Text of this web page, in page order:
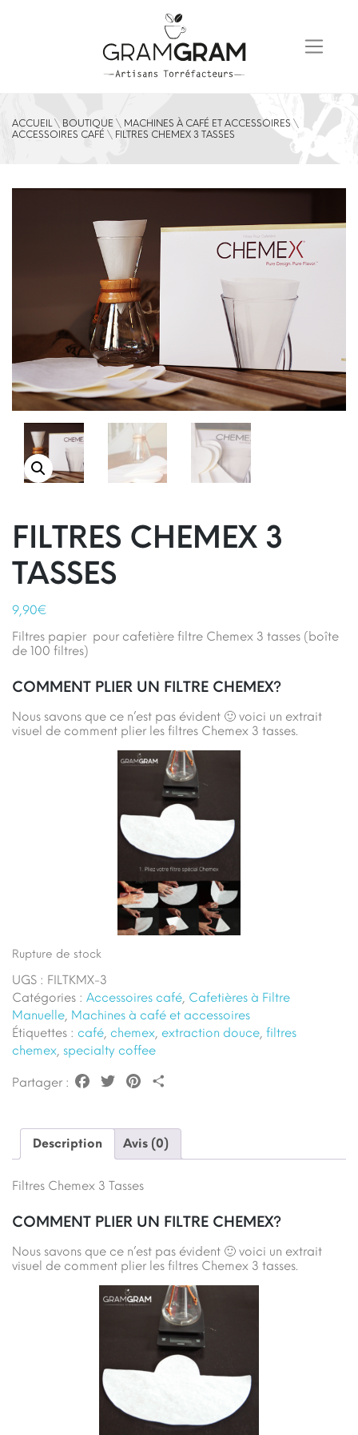
ACCUEIL \ BOUTIQUE \ MACHINES À CAFÉ ET ACCESSOIRES \
ACCESSOIRES CAFÉ \ FILTRES CHEMEX 3 TASSES
FILTRES CHEMEX 3
TASSES
9,90€
Filtres papier pour cafetière filtre Chemex 3 tasses (boîte
de 100 filtres)
COMMENT PLIER UN FILTRE CHEMEX?
Nous savons que ce n’est pas évident 🙂 voici un extrait
visuel de comment plier les filtres Chemex 3 tasses.
Rupture de stock
UGS : FILTKMX-3
Catégories : Accessoires café Cafetières à Filtre
Manuelle Machines à café et accessoires
Étiquettes : café chemex extraction douce filtres
chemex specialty coffee
Partager : Facebook
TwitterPinterest
Description Avis (0)
Filtres Chemex 3 Tasses
COMMENT PLIER UN FILTRE CHEMEX?
Nous savons que ce n’est pas évident 🙂 voici un extrait
visuel de comment plier les filtres Chemex 3 tasses.